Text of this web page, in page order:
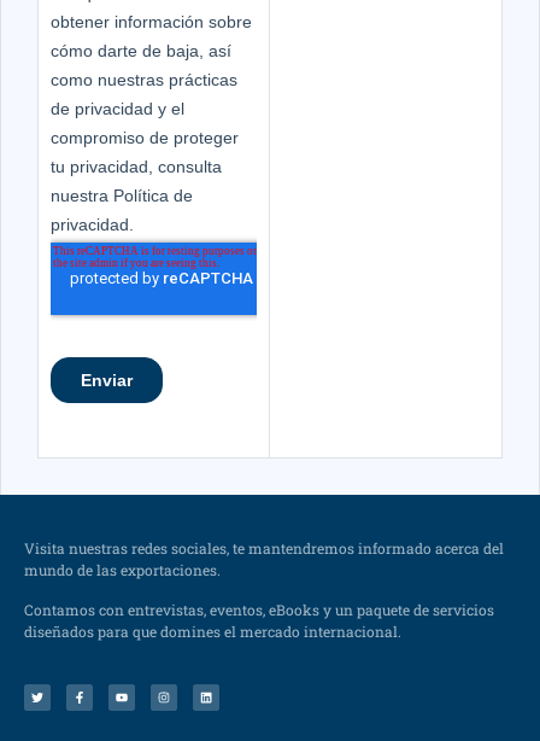
Visita nuestras redes sociales, te mantendremos informado acerca del
mundo de las exportaciones.
Contamos con entrevistas, eventos, eBooks y un paquete de servicios
diseñados para que domines el mercado internacional.